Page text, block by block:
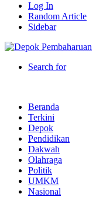
Log In
Random Article
Sidebar
Search for
Beranda
Terkini
Depok
Pendidikan
Dakwah
Olahraga
Politik
UMKM
Nasional